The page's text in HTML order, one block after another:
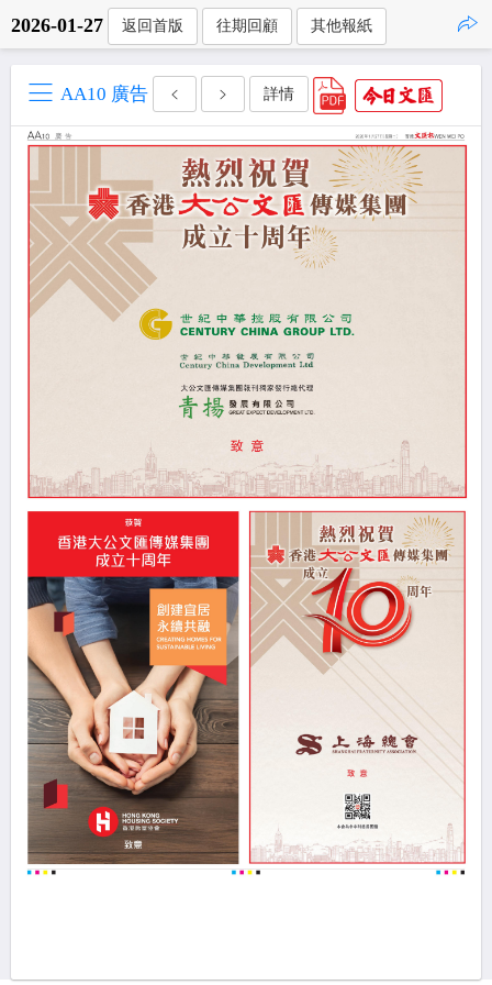
2026-01-27 返回首版 往期回顧 其他報紙
AA10 廣告 詳情